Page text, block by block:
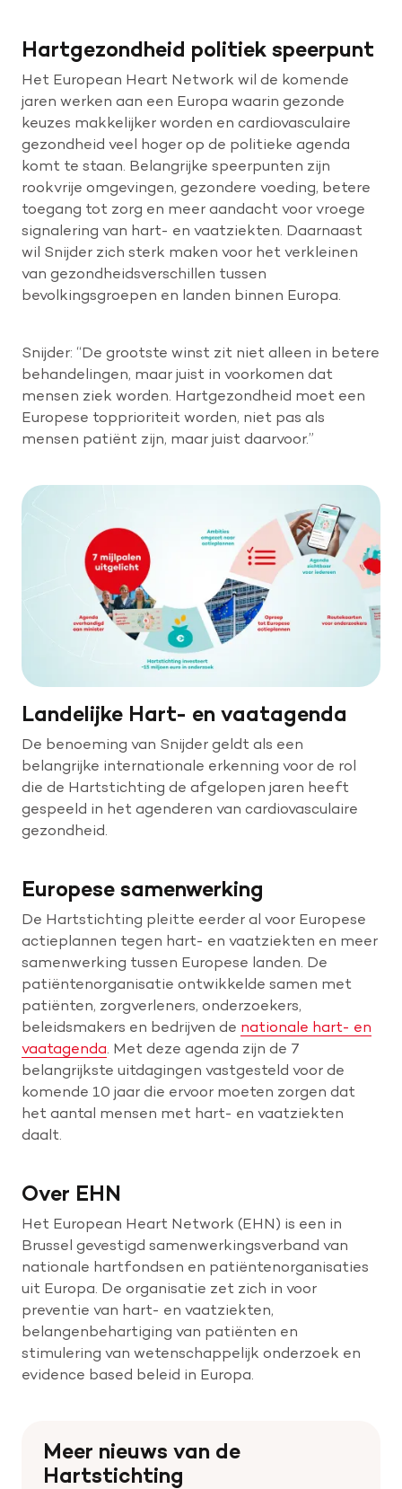
Hartgezondheid politiek speerpunt
Het European Heart Network wil de komende
jaren werken aan een Europa waarin gezonde
keuzes makkelijker worden en cardiovasculaire
gezondheid veel hoger op de politieke agenda
komt te staan. Belangrijke speerpunten zijn
rookvrije omgevingen, gezondere voeding, betere
toegang tot zorg en meer aandacht voor vroege
signalering van hart- en vaatziekten. Daarnaast
wil Snijder zich sterk maken voor het verkleinen
van gezondheidsverschillen tussen
bevolkingsgroepen en landen binnen Europa.
Snijder: “De grootste winst zit niet alleen in betere
behandelingen, maar juist in voorkomen dat
mensen ziek worden. Hartgezondheid moet een
Europese topprioriteit worden, niet pas als
mensen patiënt zijn, maar juist daarvoor.”
Landelijke Hart- en vaatagenda
De benoeming van Snijder geldt als een
belangrijke internationale erkenning voor de rol
die de Hartstichting de afgelopen jaren heeft
gespeeld in het agenderen van cardiovasculaire
gezondheid.
Europese samenwerking
De Hartstichting pleitte eerder al voor Europese
actieplannen tegen hart- en vaatziekten en meer
samenwerking tussen Europese landen. De
patiëntenorganisatie ontwikkelde samen met
patiënten, zorgverleners, onderzoekers,
beleidsmakers en bedrijven de nationale hart- en
vaatagenda . Met deze agenda zijn de 7
belangrijkste uitdagingen vastgesteld voor de
komende 10 jaar die ervoor moeten zorgen dat
het aantal mensen met hart- en vaatziekten
daalt.
Over EHN
Het European Heart Network (EHN) is een in
Brussel gevestigd samenwerkingsverband van
nationale hartfondsen en patiëntenorganisaties
uit Europa. De organisatie zet zich in voor
preventie van hart- en vaatziekten,
belangenbehartiging van patiënten en
stimulering van wetenschappelijk onderzoek en
evidence based beleid in Europa.
Meer nieuws van de
Hartstichting